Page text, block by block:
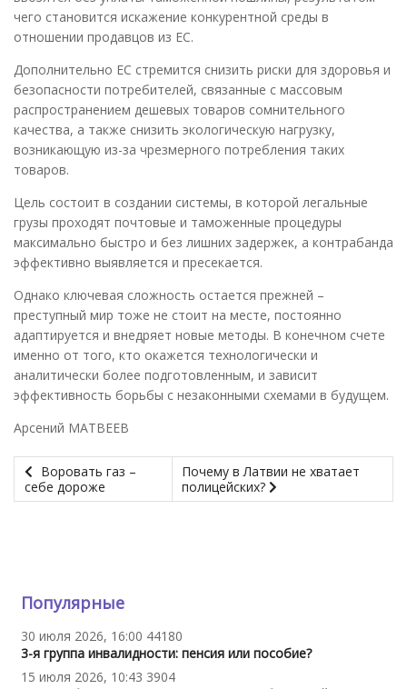
чего становится искажение конкурентной среды в
отношении продавцов из ЕС.
Дополнительно ЕС стремится снизить риски для здоровья и
безопасности потребителей, связанные с массовым
распространением дешевых товаров сомнительного
качества, а также снизить экологическую нагрузку,
возникающую из-за чрезмерного потребления таких
товаров.
Цель состоит в создании системы, в которой легальные
грузы проходят почтовые и таможенные процедуры
максимально быстро и без лишних задержек, а контрабанда
эффективно выявляется и пресекается.
Однако ключевая сложность остается прежней –
преступный мир тоже не стоит на месте, постоянно
адаптируется и внедряет новые методы. В конечном счете
именно от того, кто окажется технологически и
аналитически более подготовленным, и зависит
эффективность борьбы с незаконными схемами в будущем.
Арсений МАТВЕЕВ
Воровать газ –
себе дороже
Почему в Латвии не хватает
полицейских?
Популярные
30 июля 2026, 16:00 44180
3-я группа инвалидности: пенсия или пособие?
15 июля 2026, 10:43 3904